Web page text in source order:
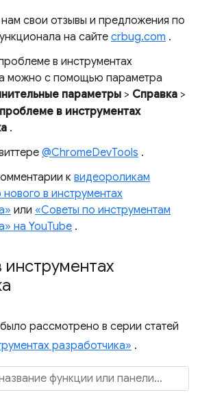
свои отзывы и предложения по
на сайте crbug.com .
в инструментах
можно с помощью параметра
параметры > Справка >
в инструментах
.
@ChromeDevTools .
к видеороликам
нового в инструментах
или «Советы по инструментам
на YouTube .
инструментах
рассмотрено в серии статей
разработчика» .